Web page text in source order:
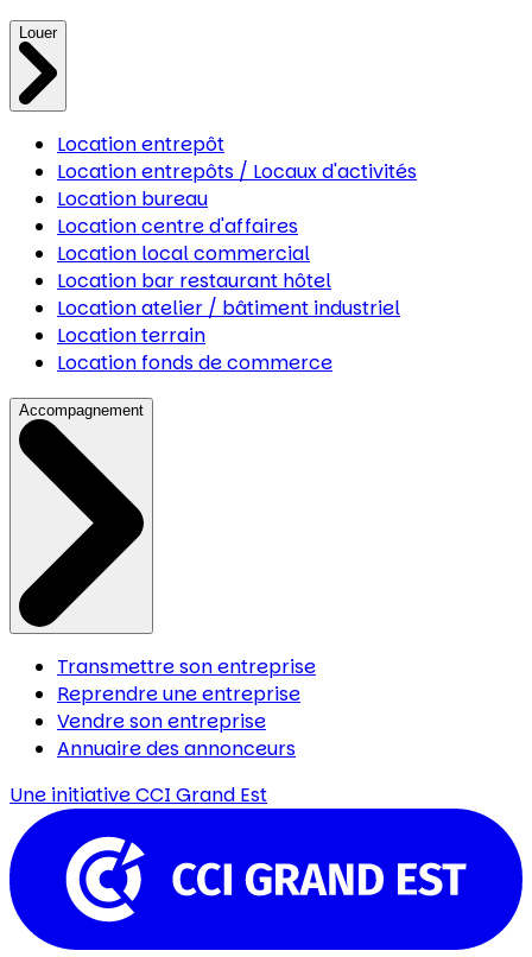
Louer
Location entrepôt
Location entrepôts / Locaux d'activités
Location bureau
Location centre d'affaires
Location local commercial
Location bar restaurant hôtel
Location atelier / bâtiment industriel
Location terrain
Location fonds de commerce
Accompagnement
Transmettre son entreprise
Reprendre une entreprise
Vendre son entreprise
Annuaire des annonceurs
Une initiativeCCI Grand Est